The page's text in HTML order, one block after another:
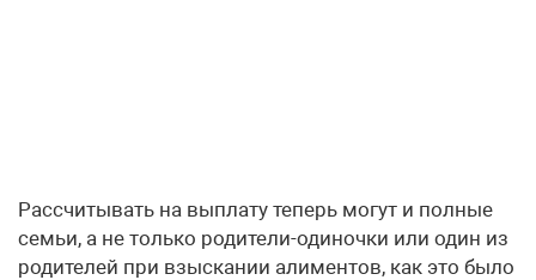
Рассчитывать на выплату теперь могут и полные
семьи, а не только родители-одиночки или один из
родителей при взыскании алиментов, как это было